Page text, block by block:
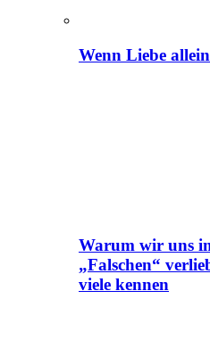
Wenn Liebe
Warum wir uns
„Falschen“
viele kennen